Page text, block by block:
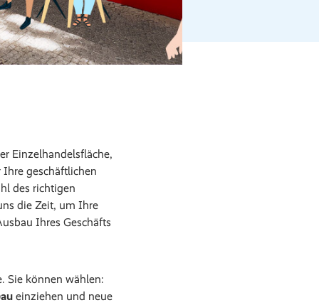
Einzelhandelsfläche,
geschäftlichen
des richtigen
die Zeit, um Ihre
Ihres Geschäfts
Sie können wählen:
einziehen und neue